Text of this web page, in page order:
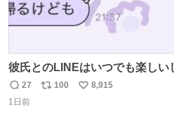
彼氏とのLINEはいつでも楽しい
かったLINEは無限にあるけど(
送りあってたし)最近嬉しかった
返
信
27
リ
100
い
8,915
1日前